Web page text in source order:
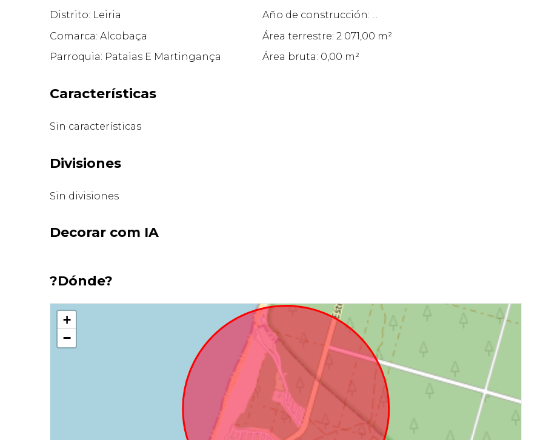
Distrito: Leiria
Año de construcción: ...
Comarca: Alcobaça
Área terrestre: 2 071,00 m²
Parroquia: Pataias E Martingança
Área bruta: 0,00 m²
Características
Sin características
Divisiones
Sin divisiones
Decorar com IA
?Dónde?
+
−